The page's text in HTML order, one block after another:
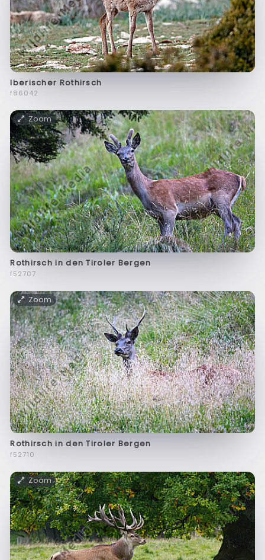
Iberischer Rothirsch
f86042
Zoom
Rothirsch in den Tiroler Bergen
f52707
Zoom
Rothirsch in den Tiroler Bergen
f52710
Zoom